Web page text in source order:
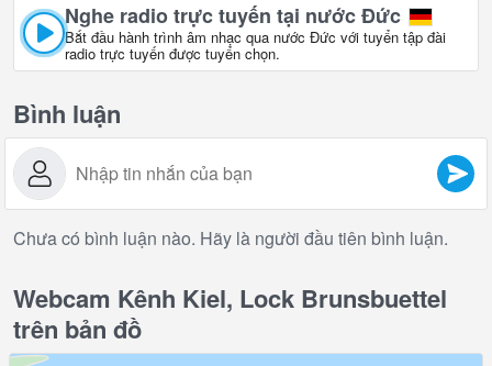
Nghe radio trực tuyến tại nước Đức
Bắt đầu hành trình âm nhạc qua nước Đức với tuyển tập đài
radio trực tuyến được tuyển chọn.
Bình luận
Chưa có bình luận nào. Hãy là người đầu tiên bình luận.
Webcam Kênh Kiel, Lock Brunsbuettel
trên bản đồ